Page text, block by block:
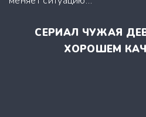
СЕРИАЛ ЧУЖАЯ
ХОРОШЕМ